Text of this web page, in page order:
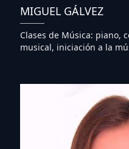
MIGUEL GÁLVEZ
Clases de Música: piano,
musical, iniciación a la